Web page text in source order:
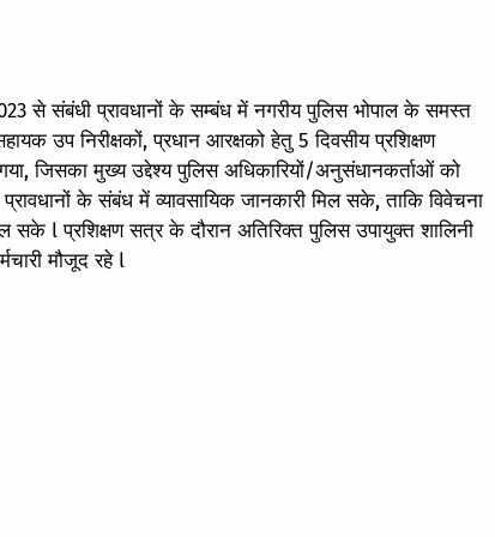
से संबंधी प्रावधानों के सम्बंध में नगरीय पुलिस भोपाल के समस्त
उप निरीक्षकों, प्रधान आरक्षको हेतु 5 दिवसीय प्रशिक्षण
जिसका मुख्य उद्देश्य पुलिस अधिकारियों/अनुसंधानकर्ताओं को
के संबंध में व्यावसायिक जानकारी मिल सके, ताकि विवेचना
सके l प्रशिक्षण सत्र के दौरान अतिरिक्त पुलिस उपायुक्त शालिनी
मौजूद रहे l